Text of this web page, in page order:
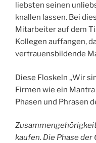
liebsten seinen
knallen lassen. Bei
Mitarbeiter auf dem
Kollegen auffangen,
vertrauensbildende
Diese Floskeln „Wir
Firmen wie ein
Phasen und Phrasen
kaufen. Die Phase